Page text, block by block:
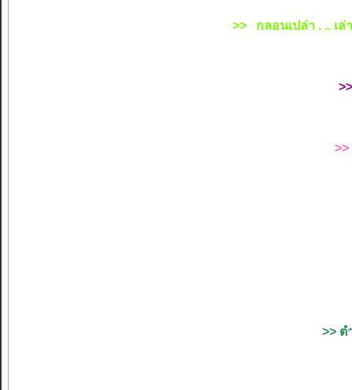
>> กลอนเปล่า . .. เ
>>